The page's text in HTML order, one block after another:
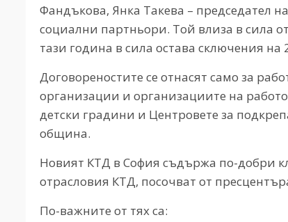
Фандъкова, Янка Такева – председател
социални партньори. Той влиза в сила
тази година в сила остава сключения на
Договореностите се отнасят само за
организации и организациите на
детски градини и Центровете за
община.
Новият КТД в София съдържа по-добри
отрасловия КТД, посочват от
По-важните от тях са: